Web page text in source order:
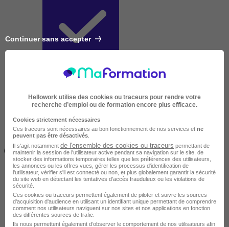
(14h)
Continuer sans accepter
Hellowork utilise des cookies ou traceurs pour rendre votre
recherche d’emploi ou de formation encore plus efficace.
Cookies strictement nécessaires
Ces traceurs sont nécessaires au bon fonctionnement de nos services et ne
peuvent pas être désactivés
Il s'agit notamment de l'ensemble des cookies ou traceurs permettant de
maintenir la session de l'utilisateur active pendant sa navigation sur le site, de
stocker des informations temporaires telles que les préférences des utilisateurs,
les annonces ou les offres vues, gérer les processus d'identification de
l'utilisateur, vérifier s'il est connecté ou non, et plus globalement garantir la sécurité
du site web en détectant les tentatives d'accès frauduleux ou les violations de
sécurité.
Ces cookies ou traceurs permettent également de piloter et suivre les sources
d'acquisition d'audience en utilisant un identifiant unique permettant de comprendre
comment nos utilisateurs naviguent sur nos sites et nos applications en fonction
des différentes sources de trafic.
Ils nous permettent également d’observer le comportement de nos utilisateurs afin